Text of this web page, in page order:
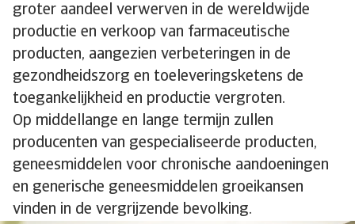
groter aandeel verwerven in de wereldwijde
productie en verkoop van farmaceutische
producten, aangezien verbeteringen in de
gezondheidszorg en toeleveringsketens de
toegankelijkheid en productie vergroten.
Op middellange en lange termijn zullen
producenten van gespecialiseerde producten,
geneesmiddelen voor chronische aandoeningen
en generische geneesmiddelen groeikansen
vinden in de vergrijzende bevolking.